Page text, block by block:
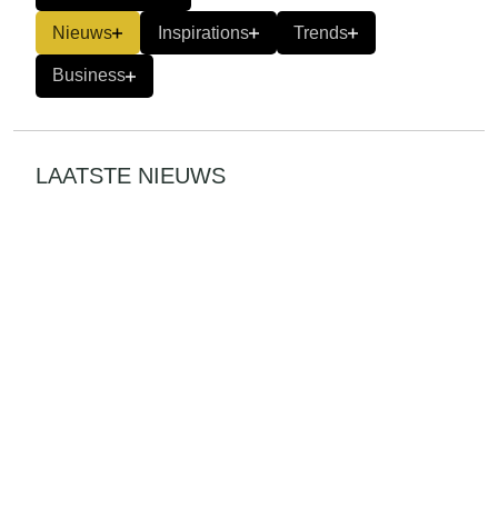
Nieuws Inspirations Trends
Business
LAATSTE NIEUWS